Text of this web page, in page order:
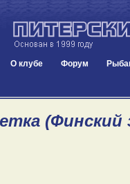
О клубе Форум
(Финский